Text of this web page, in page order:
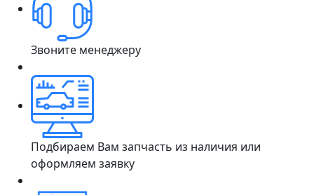
Звоните менеджеру
Подбираем Вам запчасть из наличия или
оформляем заявку